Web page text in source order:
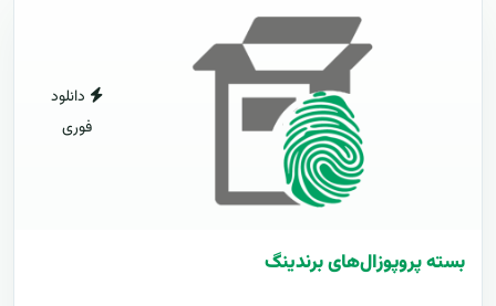
دانلود
فوری
بسته پروپوزال‌های برندینگ